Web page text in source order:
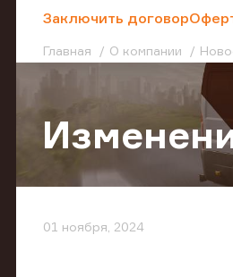
Заключить договор
Главная О компании
01 ноября, 2024